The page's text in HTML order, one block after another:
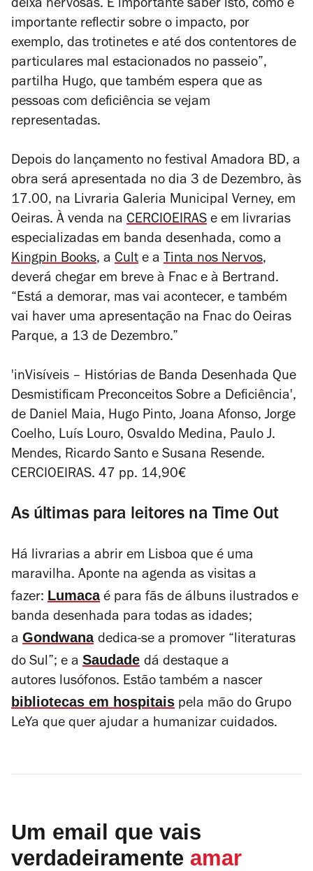
deixa nervosas. É importante saber isto, como é
importante reflectir sobre o impacto, por
exemplo, das trotinetes e até dos contentores de
particulares mal estacionados no passeio”,
partilha Hugo, que também espera que as
pessoas com deficiência se vejam
representadas.
Depois do lançamento no festival Amadora BD, a
obra será apresentada no dia 3 de Dezembro, às
17.00, na Livraria Galeria Municipal Verney, em
Oeiras. À venda na CERCIOEIRAS e em livrarias
especializadas em banda desenhada, como a
Kingpin Books, a Cult e a Tinta nos Nervos,
deverá chegar em breve à Fnac e à Bertrand.
“Está a demorar, mas vai acontecer, e também
vai haver uma apresentação na Fnac do Oeiras
Parque, a 13 de Dezembro.”
'inVisíveis – Histórias de Banda Desenhada Que
Desmistificam Preconceitos Sobre a Deficiência',
de Daniel Maia, Hugo Pinto, Joana Afonso, Jorge
Coelho, Luís Louro, Osvaldo Medina, Paulo J.
Mendes, Ricardo Santo e Susana Resende.
CERCIOEIRAS. 47 pp. 14,90€
As últimas para leitores na Time Out
Há livrarias a abrir em Lisboa que é uma
maravilha. Aponte na agenda as visitas a
fazer: Lumacaé para fãs de álbuns ilustrados e
banda desenhada para todas as idades;
a Gondwana dedica-se a promover
“literaturas
do Sul”; e a Saudade dá destaque a
autores lusófonos. Estão também a nascer
bibliotecas em hospitais pela mão do Grupo
LeYa que quer ajudar a humanizar cuidados.
Um email que vais
verdadeiramente amar